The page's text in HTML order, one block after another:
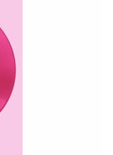
?
interrogations